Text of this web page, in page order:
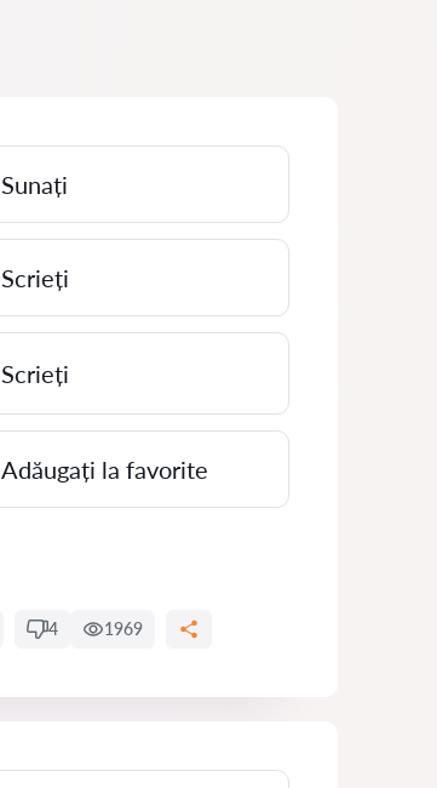
Sunați
Scrieți
Scrieți
Adăugați la favorite
4 1969